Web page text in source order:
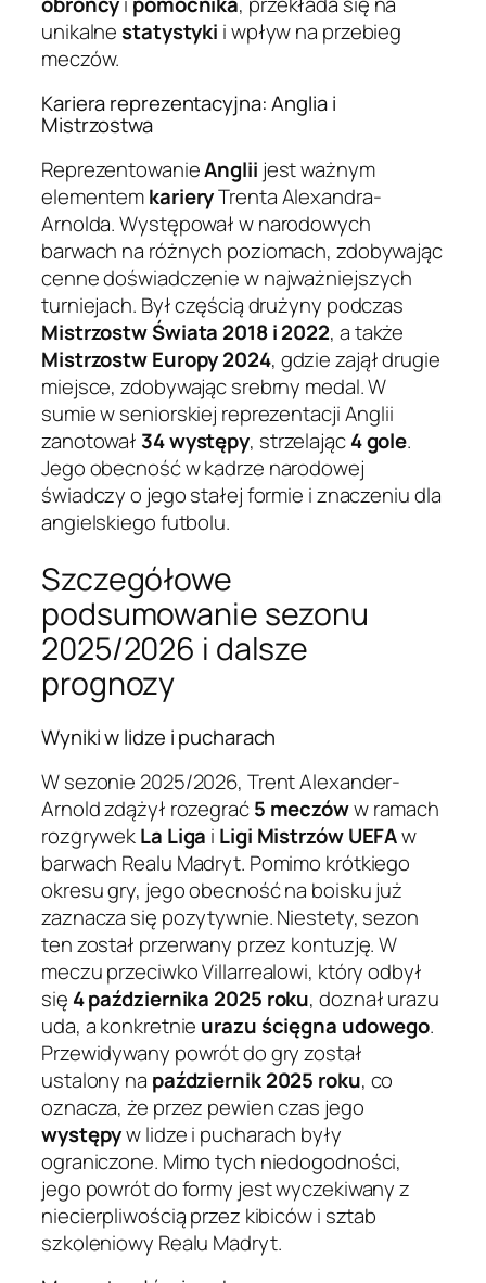
unikalnestatystyki i wpływ na przebieg
meczów.
Kariera reprezentacyjna: Anglia i
Mistrzostwa
ReprezentowanieAnglii jest ważnym
elementemkarieryTrenta Alexandra-
Arnolda. Występował w narodowych
barwach na różnych poziomach, zdobywając
cenne doświadczenie w najważniejszych
turniejach. Był częścią drużyny podczas
Mistrzostw Świata 2018 i 2022, a także
Mistrzostw Europy 2024, gdzie zajął drugie
miejsce, zdobywając srebrny medal. W
sumie w seniorskiej reprezentacji Anglii
zanotował 34 występy, strzelając4 gole.
Jego obecność w kadrze narodowej
świadczy o jego stałej formie i znaczeniu dla
angielskiego futbolu.
Szczegółowe
podsumowanie sezonu
2025/2026 i dalsze
prognozy
Wyniki w lidze i pucharach
W sezonie 2025/2026, Trent Alexander-
Arnold zdążył rozegrać5 meczóww ramach
rozgrywekLa Liga i Ligi Mistrzów UEFAw
barwach Realu Madryt. Pomimo krótkiego
okresu gry, jego obecność na boisku już
zaznacza się pozytywnie. Niestety, sezon
ten został przerwany przez kontuzję. W
meczu przeciwko Villarrealowi, który odbył
się 4 października 2025 roku, doznał urazu
uda, a konkretnie urazu ścięgna udowego.
Przewidywany powrót do gry został
ustalony na październik 2025 roku, co
oznacza, że przez pewien czas jego
występyw lidze i pucharach były
ograniczone. Mimo tych niedogodności,
jego powrót do formy jest wyczekiwany z
niecierpliwością przez kibiców i sztab
szkoleniowy Realu Madryt.